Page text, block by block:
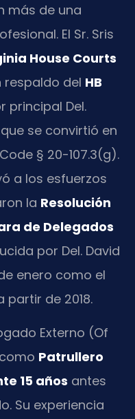
más de una
El Sr. Sris
House Courts
respaldo del HB
principal Del.
se convirtió en
§ 20-107.3(g).
a los esfuerzos
la Resolución
de Delegados
por Del. David
enero como el
partir de 2018.
Externo (Of
Patrullero
15 años antes
Su experiencia